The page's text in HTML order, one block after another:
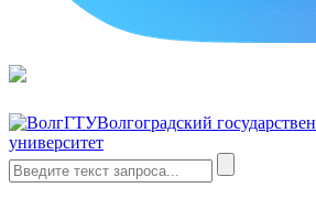
Волгоградский
университет